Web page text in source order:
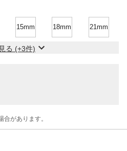
15mm 18mm 21mm
る (+3件)
が​あります。